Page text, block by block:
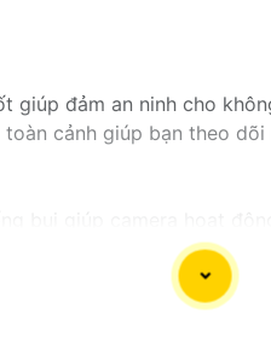
đảm an ninh cho
cảnh giúp bạn theo
bị xâm nhập hoặc mất trội